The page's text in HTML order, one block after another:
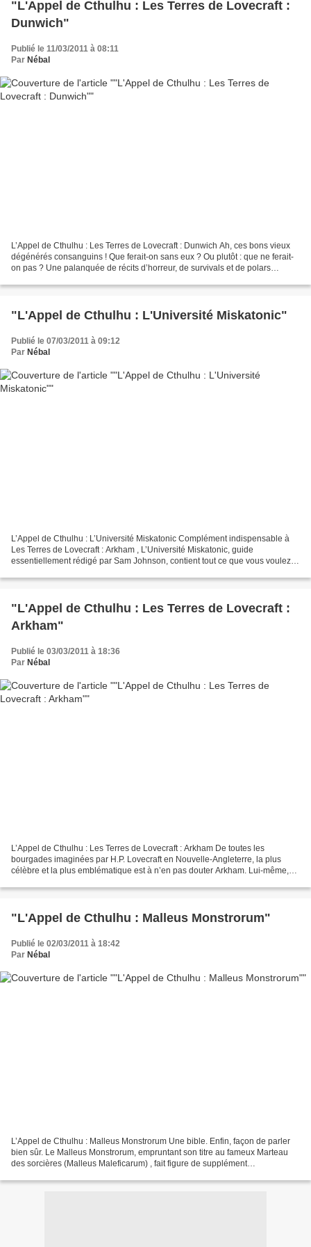
"L'Appel de Cthulhu : Les Terres de Lovecraft :
Dunwich"
Publié le 11/03/2011 à 08:11
Par Nébal
L’Appel de Cthulhu : Les Terres de Lovecraft : Dunwich Ah, ces bons vieux
dégénérés consanguins ! Que ferait-on sans eux ? Ou plutôt : que ne ferait-
on pas ? Une palanquée de récits d’horreur, de survivals et de polars
"L'Appel de Cthulhu : L'Université Miskatonic"
Publié le 07/03/2011 à 09:12
Par Nébal
L’Appel de Cthulhu : L’Université Miskatonic Complément indispensable à
Les Terres de Lovecraft : Arkham , L’Université Miskatonic, guide
essentiellement rédigé par Sam Johnson, contient tout ce que vous voulez
"L'Appel de Cthulhu : Les Terres de Lovecraft :
Arkham"
Publié le 03/03/2011 à 18:36
Par Nébal
L’Appel de Cthulhu : Les Terres de Lovecraft : Arkham De toutes les
bourgades imaginées par H.P. Lovecraft en Nouvelle-Angleterre, la plus
célèbre et la plus emblématique est à n’en pas douter Arkham. Lui-même,
"L'Appel de Cthulhu : Malleus Monstrorum"
Publié le 02/03/2011 à 18:42
Par Nébal
L’Appel de Cthulhu : Malleus Monstrorum Une bible. Enfin, façon de parler
bien sûr. Le Malleus Monstrorum, empruntant son titre au fameux Marteau
des sorcières (Malleus Maleficarum) , fait figure de supplément